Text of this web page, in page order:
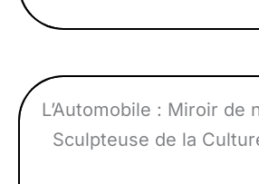
L’Automobile : Miroir de
Sculpteuse de la